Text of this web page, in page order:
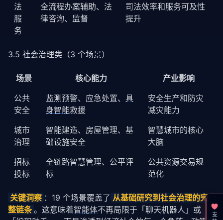
法
服
务
全流程办案辅助、法
律咨询、监督
司法效率和服务可及性
提升
3.5 社会治理类（3 个场景）
场景 核心能力
产业影响
公共
安全
监测预警、应急处置、 具
身智能救援
安全生产和防灾
减灾能力
城市
治理
智能建造、房屋管理、基
础设施安全
智慧城市的核心
大脑
招标
投标
全链路智慧管理、公平评
标
公共资源交易规
范化
关键洞察 ：19 个场景覆盖了 从基础研究到社会治理的完
整链条 。这意味着智能体不再局限于「聊天机器人」或